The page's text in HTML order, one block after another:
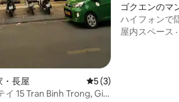
・長屋 レビュー3件、5つ星中
5 (3)
イ 15 Tran Binh Trong, Gia
ゴクエンのマ
ハイフォンで
Home
屋内スペース ·